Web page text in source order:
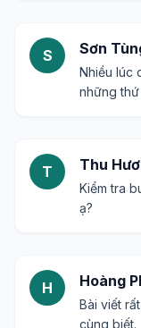
S Sơn
Nhiều lúc
những
T Thu
Kiểm tra
ạ?
H Hoàng
Bài viết
cùng biết.